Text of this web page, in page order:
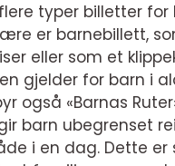
typer billetter for
er barnebillett,
eller som et
gjelder for barn i
også «Barnas
barn ubegrenset
i en dag. Dette er